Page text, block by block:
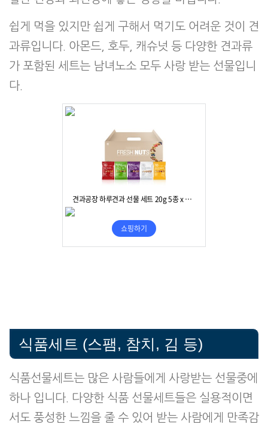
쉽게 먹을 있지만 쉽게 구해서 먹기도 어려운 것이 견
과류입니다. 아몬드, 호두, 캐슈넛 등 다양한 견과류
가 포함된 세트는 남녀노소 모두 사랑 받는 선물입니
다.
식품세트 (스팸, 참치, 김 등)
식품선물세트는 많은 사람들에게 사랑받는 선물중에
하나 입니다. 다양한 식품 선물세트들은 실용적이면
서도 풍성한 느낌을 줄 수 있어 받는 사람에게 만족감